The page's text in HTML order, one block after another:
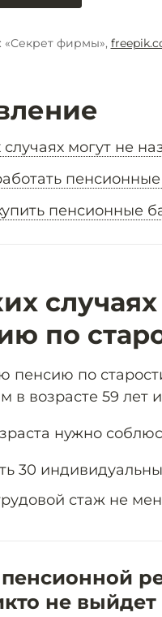
«Секрет фирмы»,
случаях могут не
пенсионные
по
пенсию по
в возрасте 59 лет
нужно
30
стаж не
пенсионной
не